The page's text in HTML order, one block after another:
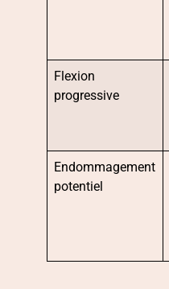
Flexion
progressive
Endommagement
potentiel